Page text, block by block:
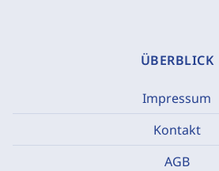
ÜBERBLICK
Impressum
Kontakt
AGB